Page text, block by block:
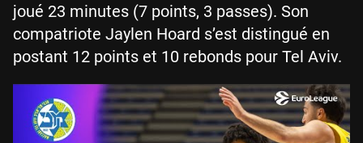
joué 23 minutes (7 points, 3 passes). Son
compatriote Jaylen Hoard s’est distingué en
postant 12 points et 10 rebonds pour Tel Aviv.